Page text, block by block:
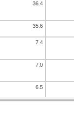
36.4
35.6
7.4
7.0
6.5